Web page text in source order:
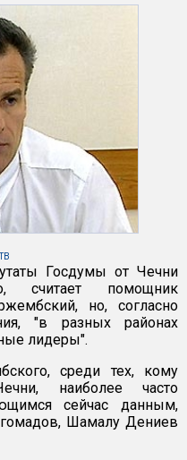
Госдумы от Чечни
считает помощник
но, согласно
"в разных районах
лидеры".
среди тех, кому
наиболее часто
сейчас данным,
Шамалу Дениев